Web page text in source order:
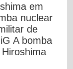
em
nuclear
de
A bomba